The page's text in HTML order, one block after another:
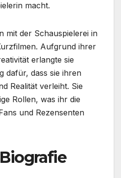
macht.
mit der Schauspielerei in
Aufgrund ihrer
erlangte sie
dafür, dass sie ihren
Realität verleiht. Sie
Rollen, was ihr die
und Rezensenten